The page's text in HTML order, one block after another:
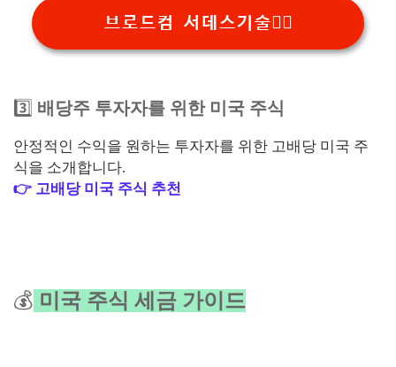
브로드컴 서데스기술👉🏻
3️⃣ 배당주 투자자를 위한 미국 주식
안정적인 수익을 원하는 투자자를 위한 고배당 미국 주
식을 소개합니다.
👉 고배당 미국 주식 추천
💰 미국 주식 세금 가이드